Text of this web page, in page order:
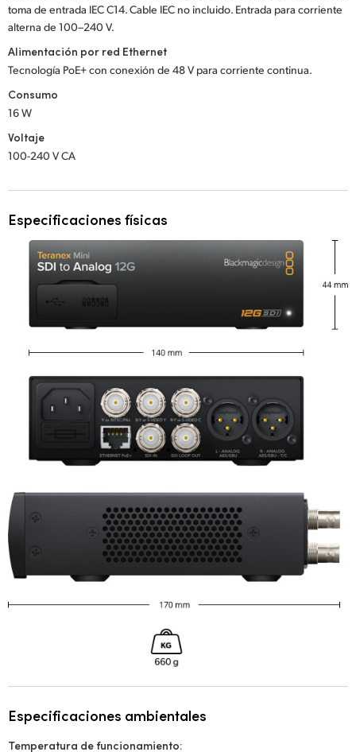
toma de entrada IEC C14. Cable IEC no incluido. Entrada para corriente
alterna de 100–240 V.
Alimentación por red Ethernet
Tecnología PoE+ con conexión de 48 V para corriente continua.
Consumo
16 W
Voltaje
100-240 V CA
Especificaciones físicas
Especificaciones ambientales
Temperatura de funcionamiento: